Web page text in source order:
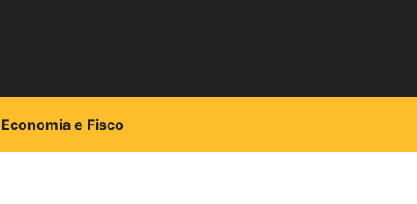
Economia e Fisco